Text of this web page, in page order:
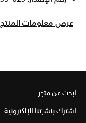
عرض معلومات المنتج
ابحث عن متجر
اشترك بنشرتنا الإلكترونية